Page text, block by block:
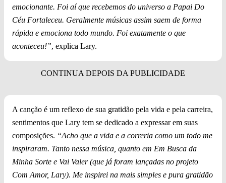
emocionante. Foi aí que recebemos do universo a Papai Do
Céu Fortaleceu. Geralmente músicas assim saem de forma
rápida e emociona todo mundo. Foi exatamente o que
aconteceu!”, explica Lary.
A canção é um reflexo de sua gratidão pela vida e pela carreira,
sentimentos que Lary tem se dedicado a expressar em suas
composições. “Acho que a vida e a correria como um todo me
inspiraram. Tanto nessa música, quanto em Em Busca da
Minha Sorte e Vai Valer (que já foram lançadas no projeto
Com Amor, Lary). Me inspirei na mais simples e pura gratidão